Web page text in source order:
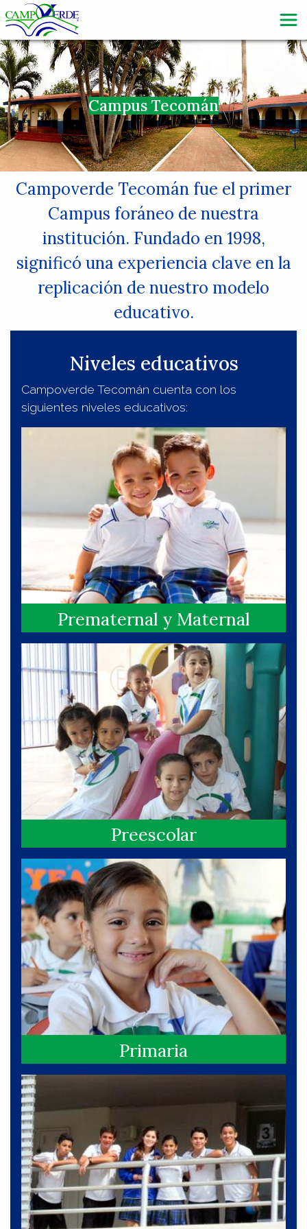
Campus Tecomán
Campoverde Tecomán fue el primer
Campus foráneo de nuestra
institución. Fundado en 1998,
significó una experiencia clave en la
replicación de nuestro modelo
educativo.
Niveles educativos
Campoverde Tecomán cuenta con los
siguientes niveles educativos:
Prematernal y Maternal
Preescolar
Primaria